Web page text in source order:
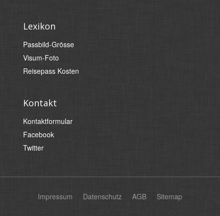
Lexikon
Passbild-Grösse
Visum-Foto
Reisepass Kosten
Kontakt
Kontaktformular
Facebook
Twitter
Impressum Datenschutz AGB Sitemap